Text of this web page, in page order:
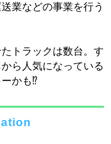
業などの事業を行う
トラックは数台。す
ら人気になっている
かも⁉